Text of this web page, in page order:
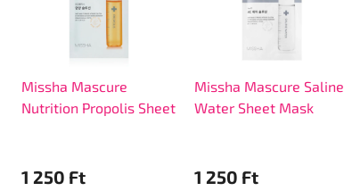
Missha Mascure
Nutrition Propolis Sheet
1 250 Ft
Missha Mascure Saline
Water Sheet Mask
1 250 Ft